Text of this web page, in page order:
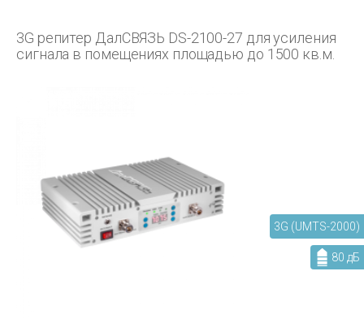
3G репитер ДалСВЯЗЬ DS-2100-27 для усиления
сигнала в помещениях площадью до 1500 кв.м.
3G (UMTS-2000)
80 дБ